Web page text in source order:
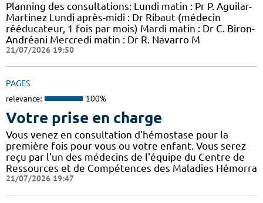
Planning des consultations: Lundi matin : Pr P. Aguilar-
Martinez Lundi après-midi : Dr Ribaut (médecin
rééducateur, 1 fois par mois) Mardi matin : Dr C. Biron-
Andréani Mercredi matin : Dr R. Navarro M
21/07/2026 19:50
PAGES
relevance: 100%
Votre prise en charge
Vous venez en consultation d'hémostase pour la
première fois pour vous ou votre enfant. Vous serez
reçu par l'un des médecins de l'équipe du Centre de
Ressources et de Compétences des Maladies Hémorra
21/07/2026 19:47